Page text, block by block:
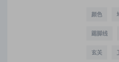
颜色
踢脚线
玄关